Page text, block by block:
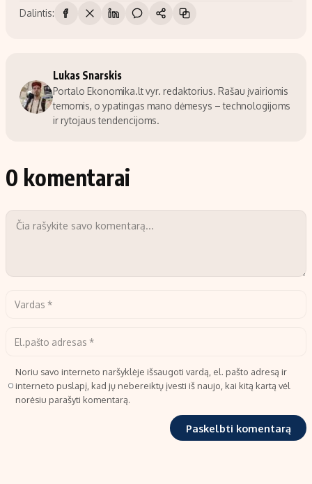
Dalintis:
Lukas Snarskis
Portalo Ekonomika.lt vyr. redaktorius. Rašau įvairiomis
temomis, o ypatingas mano dėmesys – technologijoms
ir rytojaus tendencijoms.
0 komentarai
Noriu savo interneto naršyklėje išsaugoti vardą, el. pašto adresą ir
interneto puslapį, kad jų nebereiktų įvesti iš naujo, kai kitą kartą vėl
norėsiu parašyti komentarą.